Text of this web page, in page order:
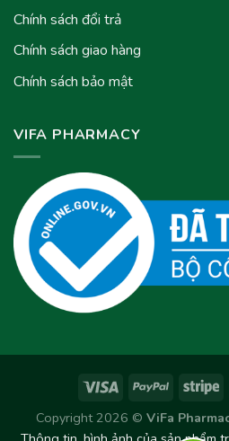
Chính sách đổi trả
Chính sách giao hàng
Chính sách bảo mật
VIFA PHARMACY
Copyright 2026 © ViFa